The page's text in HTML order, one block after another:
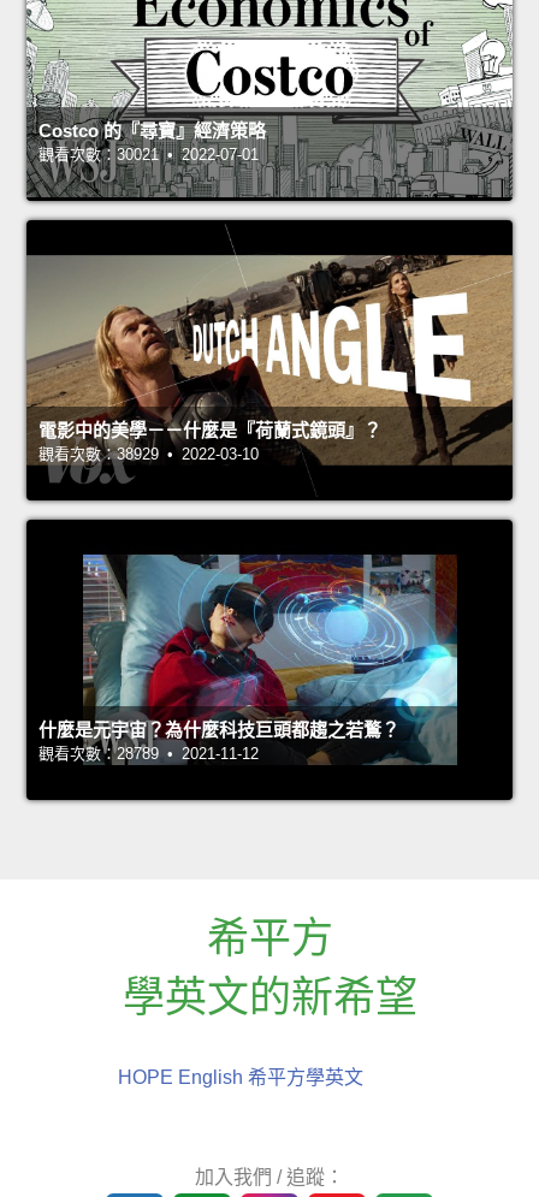
Costco 的『尋寶』經濟策略
觀看次數：30021 • 2022-07-01
電影中的美學－－什麼是『荷蘭式鏡頭』？
觀看次數：38929 • 2022-03-10
什麼是元宇宙？為什麼科技巨頭都趨之若鶩？
觀看次數：28789 • 2021-11-12
希平方
學英文的新希望
HOPE English 希平方學英文
加入我們 / 追蹤：